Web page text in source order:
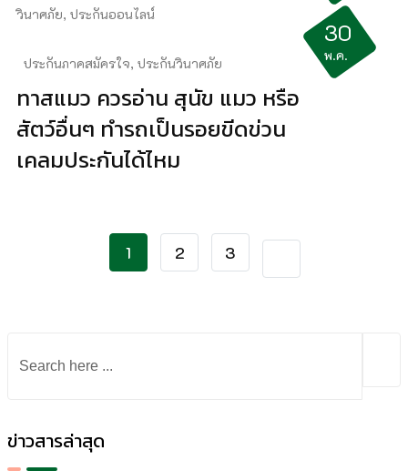
ชีวิตดี๊ดี มันดีจริงหรือเปล่า ???
วินาศภัย, ประกันออนไลน์
รถเข้าอู่ จากการถูกชน จะเรียก
ร้องอะไรได้บ้าง
ประกันภาคสมัครใจ, ประกันวินาศภัย
ทาสแมว ควรอ่าน สุนัข แมว หรือ
สัตว์อื่นๆ ทำรถเป็นรอยขีดข่วน
เคลมประกันได้ไหม
30
พ.ค.
1 2 3
ข่าวสารล่าสุด